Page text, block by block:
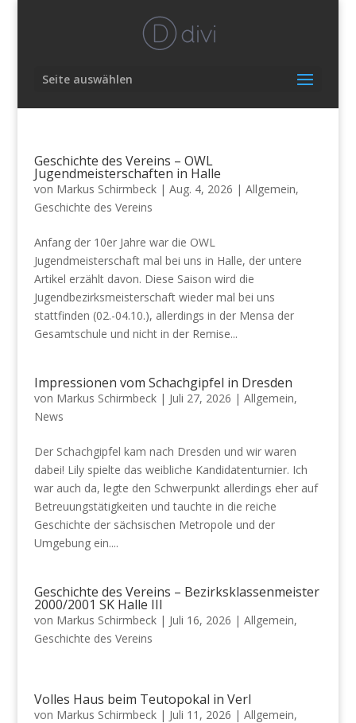
Seite auswählen
Geschichte des Vereins – OWL
Jugendmeisterschaften in Halle
von Markus Schirmbeck| Aug. 4, 2026 | Allgemein,
Geschichte des Vereins
Anfang der 10er Jahre war die OWL
Jugendmeisterschaft mal bei uns in Halle, der untere
Artikel erzählt davon. Diese Saison wird die
Jugendbezirksmeisterschaft wieder mal bei uns
stattfinden (02.-04.10.), allerdings in der Mensa der
Gesamtschule und nicht in der Remise...
Impressionen vom Schachgipfel in Dresden
von Markus Schirmbeck| Juli 27, 2026 | Allgemein,
News
Der Schachgipfel kam nach Dresden und wir waren
dabei! Lily spielte das weibliche Kandidatenturnier. Ich
war auch da, legte den Schwerpunkt allerdings eher auf
Betreuungstätigkeiten und tauchte in die reiche
Geschichte der sächsischen Metropole und der
Umgebung ein....
Geschichte des Vereins – Bezirksklassenmeister
2000/2001 SK Halle III
von Markus Schirmbeck| Juli 16, 2026 | Allgemein,
Geschichte des Vereins
Volles Haus beim Teutopokal in Verl
von Markus Schirmbeck| Juli 11, 2026 | Allgemein,